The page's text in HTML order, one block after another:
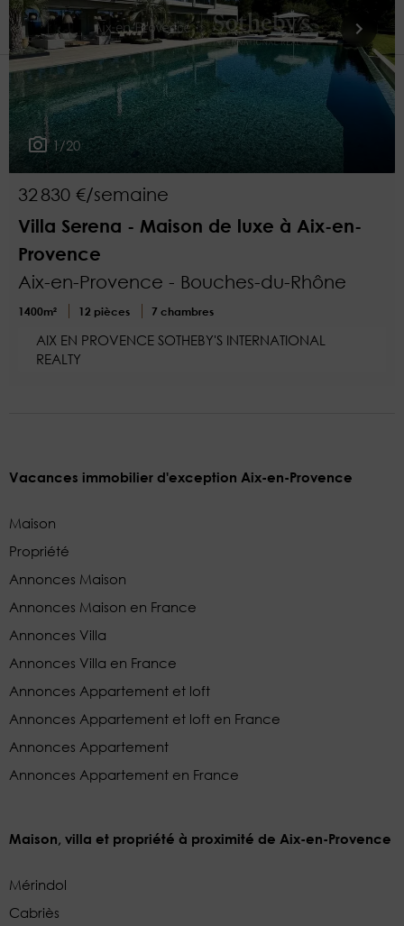
Plus de critères
1/20
32 830 €/semaine
Villa Serena - Maison de luxe à Aix-en-
Provence
Aix-en-Provence - Bouches-du-Rhône
1400m² 12 pièces 7 chambres
AIX EN PROVENCE SOTHEBY'S INTERNATIONAL
REALTY
Vacances immobilier d'exception Aix-en-Provence
Maison
Propriété
Annonces Maison
Annonces Maison en France
Annonces Villa
Annonces Villa en France
Annonces Appartement et loft
Annonces Appartement et loft en France
Annonces Appartement
Annonces Appartement en France
Maison, villa et propriété à proximité de Aix-en-Provence
Mérindol
Cabriès